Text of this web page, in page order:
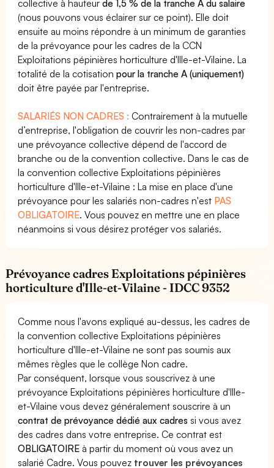
collective à hauteurde 1,5 % de la tranche A du salaire
(nous pouvons vous éclairer sur ce point). Elle doit
ensuite au moins répondre à un minimum de garanties
de la prévoyance pour les cadres de la CCN
Exploitations pépinières horticulture d'Ille-et-Vilaine. La
totalité de la cotisationpour la tranche A (uniquement)
doit être payée par l'entreprise.
SALARIÉS NON CADRES : Contrairement à la mutuelle
d’entreprise, l'obligation de couvrir les non-cadres par
une prévoyance collective dépend de l'accord de
branche ou de la convention collective. Dans le cas de
la convention collective Exploitations pépinières
horticulture d'Ille-et-Vilaine : La mise en place d'une
prévoyance pour les salariés non-cadres n'est PAS
OBLIGATOIRE. Vous pouvez en mettre une en place
néanmoins si vous désirez protéger vos salariés.
Prévoyance cadres Exploitations pépinières
horticulture d'Ille-et-Vilaine - IDCC 9352
Comme nous l'avons expliqué au-dessus, les cadres de
la convention collective Exploitations pépinières
horticulture d'Ille-et-Vilaine ne sont pas soumis aux
mêmes règles que le collège Non cadre.
Par conséquent, lorsque vous souscrivez à une
prévoyance Exploitations pépinières horticulture d'Ille-
et-Vilaine vous devez généralement souscrire à un
contrat de prévoyance dédié aux cadres si vous avez
des cadres dans votre entreprise. Ce contrat est
OBLIGATOIRE à partir du moment où vous avez un
salarié Cadre. Vous pouvez trouver les prévoyances